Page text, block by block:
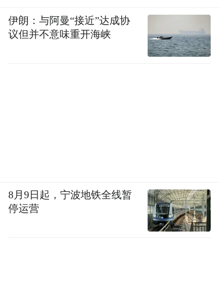
伊朗：与阿曼“接近”达成协
议但并不意味重开海峡
8月9日起，宁波地铁全线暂
停运营